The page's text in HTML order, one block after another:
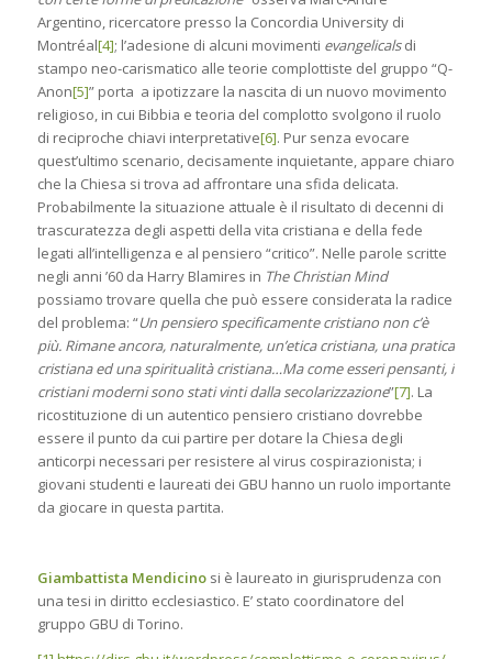
Argentino, ricercatore presso la Concordia University di
Montréal[4]; l’adesione di alcuni movimenti evangelicalsdi
stampo neo-carismatico alle teorie complottiste del gruppo “Q-
Anon[5]” porta a ipotizzare la nascita di un nuovo movimento
religioso, in cui Bibbia e teoria del complotto svolgono il ruolo
di reciproche chiavi interpretative[6]. Pur senza evocare
quest’ultimo scenario, decisamente inquietante, appare chiaro
che la Chiesa si trova ad affrontare una sfida delicata.
Probabilmente la situazione attuale è il risultato di decenni di
trascuratezza degli aspetti della vita cristiana e della fede
legati all’intelligenza e al pensiero “critico”. Nelle parole scritte
negli anni ’60 da Harry Blamires in The Christian Mind
possiamo trovare quella che può essere considerata la radice
del problema: “Un pensiero specificamente cristiano non c’è
più. Rimane ancora, naturalmente, un’etica cristiana, una pratica
cristiana ed una spiritualità cristiana…Ma come esseri pensanti, i
cristiani moderni sono stati vinti dalla secolarizzazione”[7]. La
ricostituzione di un autentico pensiero cristiano dovrebbe
essere il punto da cui partire per dotare la Chiesa degli
anticorpi necessari per resistere al virus cospirazionista; i
giovani studenti e laureati dei GBU hanno un ruolo importante
da giocare in questa partita.
Giambattista Mendicinosi è laureato in giurisprudenza con
una tesi in diritto ecclesiastico. E’ stato coordinatore del
gruppo GBU di Torino.